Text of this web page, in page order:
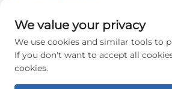
[email protected]
Urheberrecht © 2026 Changzhou Pacific
Co., Ltd. Alle Rechte vorbehalten.
We value your privacy
We use cookies and similar tools to
If you don't want to accept all
cookies.